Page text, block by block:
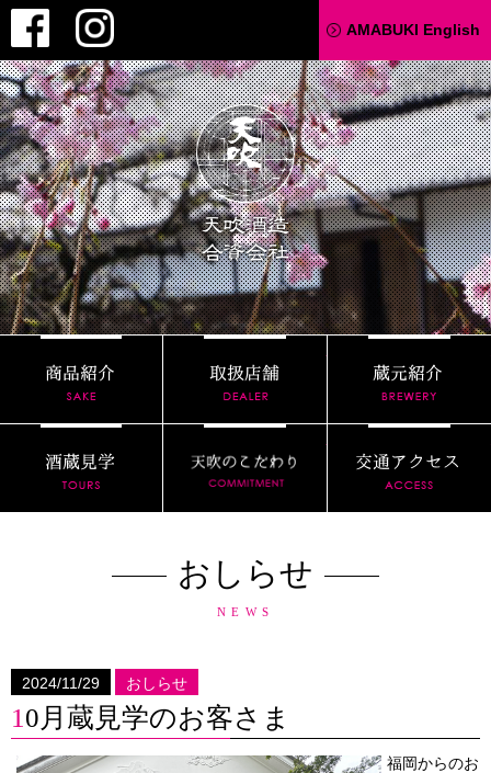
Facebook AMABUKI English
天吹酒造
おしらせ
NEWS
2024/11/29 おしらせ
10月蔵見学のお客さま
福岡からのお